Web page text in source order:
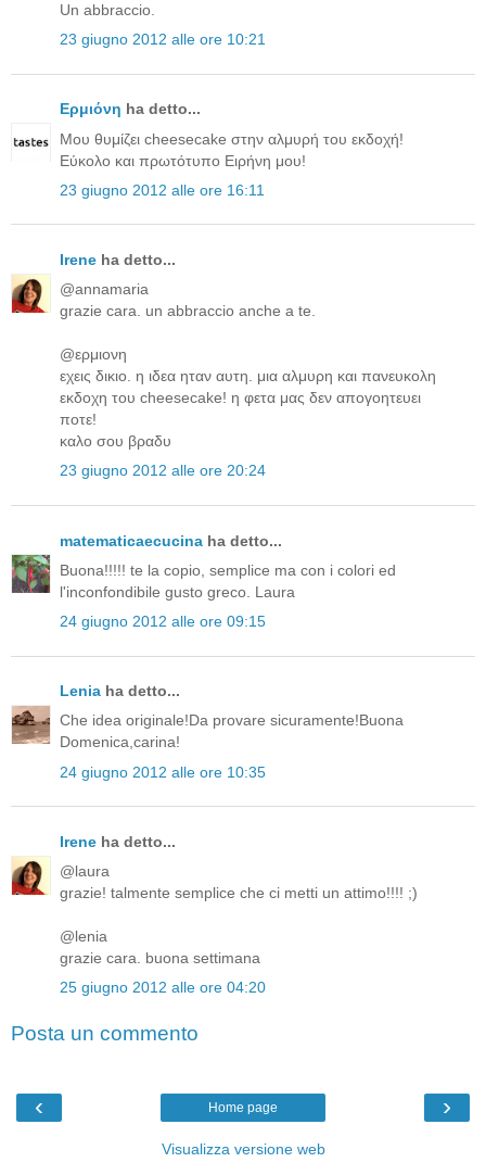
Un abbraccio.
23 giugno 2012 alle ore 10:21
Ερμιόνη ha detto...
Μου θυμίζει cheesecake στην αλμυρή του εκδοχή!
Εύκολο και πρωτότυπο Ειρήνη μου!
23 giugno 2012 alle ore 16:11
Irene ha detto...
@annamaria
grazie cara. un abbraccio anche a te.
@ερμιονη
εχεις δικιο. η ιδεα ηταν αυτη. μια αλμυρη και πανευκολη
εκδοχη του cheesecake! η φετα μας δεν απογοητευει
ποτε!
καλο σου βραδυ
23 giugno 2012 alle ore 20:24
matematicaecucina ha detto...
Buona!!!!! te la copio, semplice ma con i colori ed
l'inconfondibile gusto greco. Laura
24 giugno 2012 alle ore 09:15
Lenia ha detto...
Che idea originale!Da provare sicuramente!Buona
Domenica,carina!
24 giugno 2012 alle ore 10:35
Irene ha detto...
@laura
grazie! talmente semplice che ci metti un attimo!!!! ;)
@lenia
grazie cara. buona settimana
25 giugno 2012 alle ore 04:20
Posta un commento
‹ ›
Home page
Visualizza versione web